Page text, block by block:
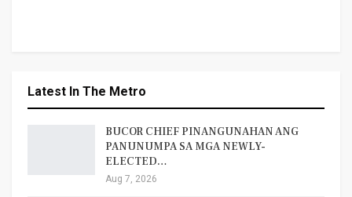
Latest In The Metro
BUCOR CHIEF PINANGUNAHAN ANG
PANUNUMPA SA MGA NEWLY-
ELECTED…
Aug 7, 2026